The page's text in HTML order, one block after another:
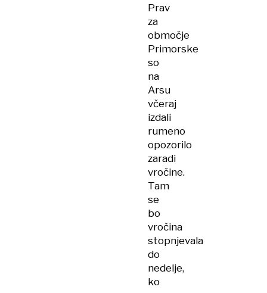
Prav
za
območje
Primorske
so
na
Arsu
včeraj
izdali
rumeno
opozorilo
zaradi
vročine.
Tam
se
bo
vročina
stopnjevala
do
nedelje,
ko